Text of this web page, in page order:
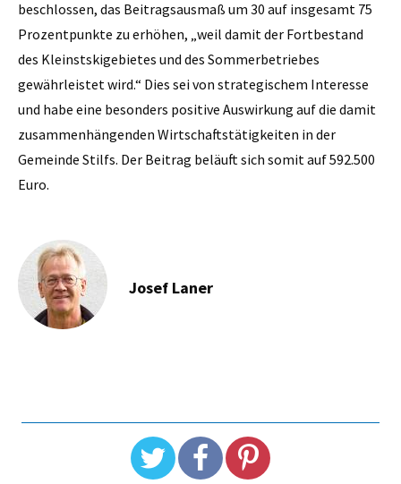
beschlossen, das Beitragsausmaß um 30 auf insgesamt 75
Prozentpunkte zu erhöhen, „weil damit der Fortbestand
des Kleinstskigebietes und des Sommerbetriebes
gewährleistet wird.“ Dies sei von strategischem Interesse
und habe eine besonders positive Auswirkung auf die damit
zusammenhängenden Wirtschaftstätigkeiten in der
Gemeinde Stilfs. Der Beitrag beläuft sich somit auf 592.500
Euro.
Josef Laner